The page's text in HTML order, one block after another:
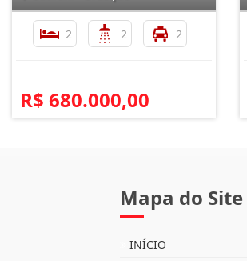
2 2 2
R$ 680.000,00
Mapa do Site
INÍCIO